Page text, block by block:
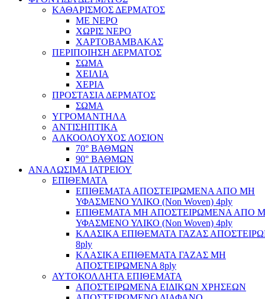
ΚΑΘΑΡΙΣΜΟΣ ΔΕΡΜΑΤΟΣ
ΜΕ ΝΕΡΟ
ΧΩΡΙΣ ΝΕΡΟ
ΧΑΡΤΟΒΑΜΒΑΚΑΣ
ΠΕΡΙΠΟΙΗΣΗ ΔΕΡΜΑΤΟΣ
ΣΩΜΑ
ΧΕΙΛΙΑ
ΧΕΡΙΑ
ΠΡΟΣΤΑΣΙΑ ΔΕΡΜΑΤΟΣ
ΣΩΜΑ
ΥΓΡΟΜΑΝΤΗΛΑ
ΑΝΤΙΣΗΠΤΙΚΑ
ΑΛΚΟΟΛΟΥΧΟΣ ΛΟΣΙΟΝ
70° ΒΑΘΜΩΝ
90° ΒΑΘΜΩΝ
ΑΝΑΛΩΣΙΜΑ ΙΑΤΡΕΙΟΥ
ΕΠΙΘΕΜΑΤΑ
ΕΠΙΘΕΜΑΤΑ ΑΠΟΣΤΕΙΡΩΜΕΝΑ ΑΠΟ ΜΗ
ΥΦΑΣΜΕΝΟ ΥΛΙΚΟ (Non Woven) 4ply
ΕΠΙΘΕΜΑΤΑ ΜΗ ΑΠΟΣΤΕΙΡΩΜΕΝΑ ΑΠΟ
ΥΦΑΣΜΕΝΟ ΥΛΙΚΟ (Non Woven) 4ply
ΚΛΑΣΙΚΑ ΕΠΙΘΕΜΑΤΑ ΓΑΖΑΣ
8ply
ΚΛΑΣΙΚΑ ΕΠΙΘΕΜΑΤΑ ΓΑΖΑΣ ΜΗ
ΑΠΟΣΤΕΙΡΩΜΕΝΑ 8ply
ΑΥΤΟΚΟΛΛΗΤΑ ΕΠΙΘΕΜΑΤΑ
ΑΠΟΣΤΕΙΡΩΜΕΝΑ ΕΙΔΙΚΩΝ ΧΡΗΣΕΩΝ